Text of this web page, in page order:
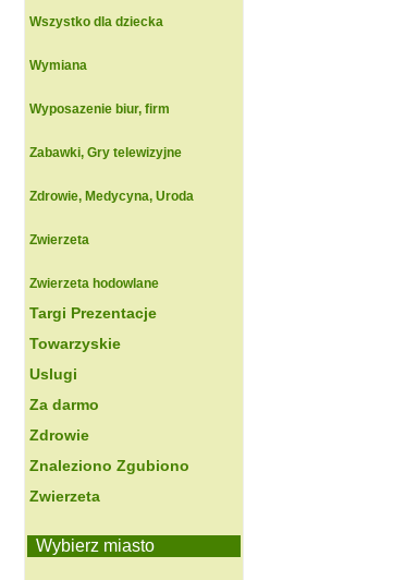
Wszystko dla dziecka
Wymiana
Wyposazenie biur, firm
Zabawki, Gry telewizyjne
Zdrowie, Medycyna, Uroda
Zwierzeta
Zwierzeta hodowlane
Targi Prezentacje
Towarzyskie
Uslugi
Za darmo
Zdrowie
Znaleziono Zgubiono
Zwierzeta
Wybierz miasto